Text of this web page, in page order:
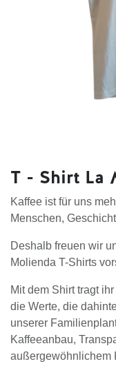
T - Shirt La
Kaffee ist für uns
Menschen,
Deshalb freuen wir
Molienda T-Shirts
Mit dem Shirt tragt
die Werte, die
unserer
Kaffeeanbau,
außergewöhnlichem